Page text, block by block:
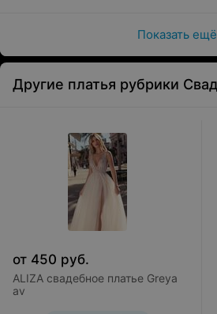
Показать ещё
Другие платья рубрики
от 450 руб.
ALIZA свадебное платье Greya
av